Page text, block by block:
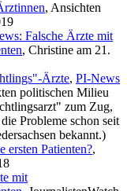
, Ansichten
Falsche Ärzte mit
, Christine am 21.
Ärzte, PI-News
politischen Milieu
zum Zug,
Probleme schon seit
bekannt.)
ersten Patienten?,
mit